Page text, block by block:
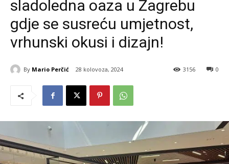
sladoledna oaza u Zagrebu
gdje se susreću umjetnost,
vrhunski okusi i dizajn!
By Mario Perčić 28 kolovoza, 2024 0
3156